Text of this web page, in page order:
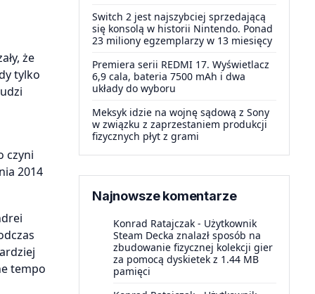
że
tylko
czyni
2014
tempo
Switch 2 jest najszybciej sprzedającą
się konsolą w historii Nintendo. Ponad
23 miliony egzemplarzy w 13 miesięcy
Premiera serii REDMI 17. Wyświetlacz
6,9 cala, bateria 7500 mAh i dwa
układy do wyboru
Meksyk idzie na wojnę sądową z Sony
w związku z zaprzestaniem produkcji
fizycznych płyt z grami
Najnowsze komentarze
Konrad Ratajczak - Użytkownik
Steam Decka znalazł sposób na
zbudowanie fizycznej kolekcji gier
za pomocą dyskietek z 1.44 MB
pamięci